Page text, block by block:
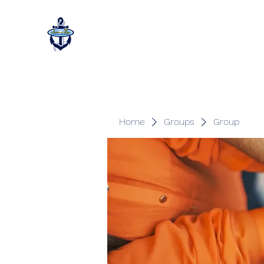
Home Groups Group